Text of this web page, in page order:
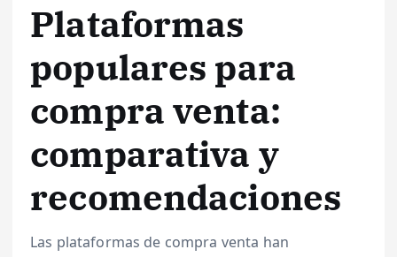
Plataformas
populares para
compra venta:
comparativa y
recomendaciones
Las plataformas de compra venta han